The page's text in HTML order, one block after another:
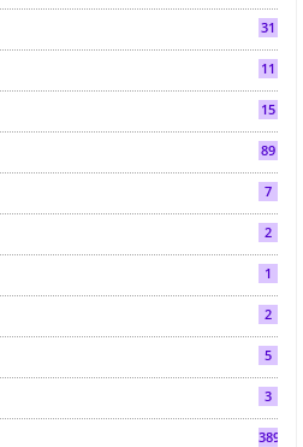
31
11
15
89
7
2
1
2
5
3
3892